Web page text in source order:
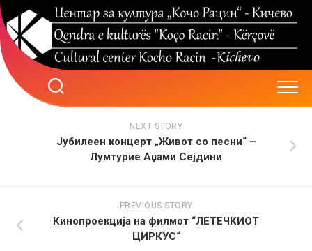
Skip
to
content
NEXT STORY
Јубилеен концерт „Живот со песни“ –
Лумтурие Аџами Сејдини
PREVIOUS STORY
Кинопроекција на филмот “ЛЕТЕЧКИОТ
ЦИРКУС“